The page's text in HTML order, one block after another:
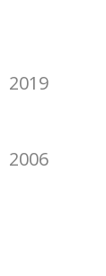
2019
2006